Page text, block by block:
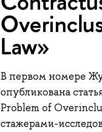
Law»
В первом номере
опубликована
Problem of
стажерами-